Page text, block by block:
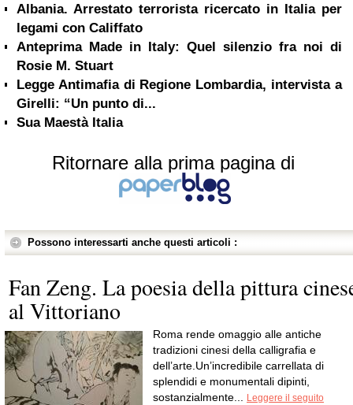
Albania. Arrestato terrorista ricercato in Italia per
legami con Califfato
Anteprima Made in Italy: Quel silenzio fra noi di
Rosie M. Stuart
Legge Antimafia di Regione Lombardia, intervista a
Girelli: “Un punto di...
Sua Maestà Italia
Ritornare alla prima pagina di
Possono interessarti anche questi articoli :
Fan Zeng. La poesia della pittura
al Vittoriano
Roma rende omaggio alle antiche
tradizioni cinesi della calligrafia e
dell’arte.Un’incredibile carrellata di
splendidi e monumentali dipinti,
sostanzialmente...
Leggere il seguito